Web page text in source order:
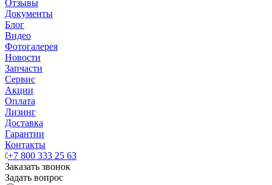
Отзывы
Документы
Блог
Видео
Фотогалерея
Новости
Запчасти
Сервис
Акции
Оплата
Лизинг
Доставка
Гарантии
Контакты
+7 800 333 25 63
Заказать звонок
Задать вопрос